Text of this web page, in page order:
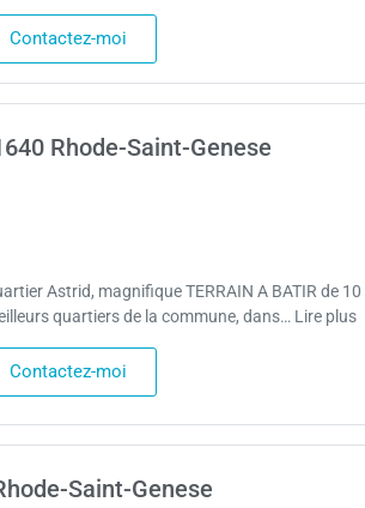
Contactez-moi
Rhode-Saint-Genese
Astrid, magnifique TERRAIN A BATIR de
quartiers de la commune, dans… Lire plus
Contactez-moi
Saint-Genese